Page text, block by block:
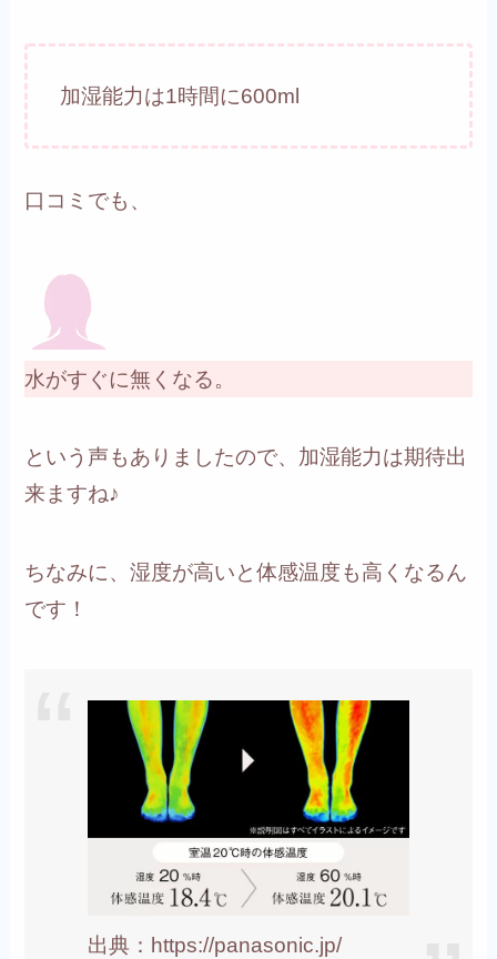
加湿能力は1時間に600ml
口コミでも、
水がすぐに無くなる。
という声もありましたので、加湿能力は期待出
来ますね♪
ちなみに、湿度が高いと体感温度も高くなるん
です！
出典：https://panasonic.jp/